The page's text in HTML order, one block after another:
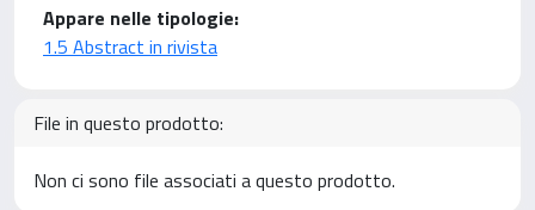
Appare nelle tipologie:
1.5 Abstract in rivista
File in questo prodotto:
Non ci sono file associati a questo prodotto.